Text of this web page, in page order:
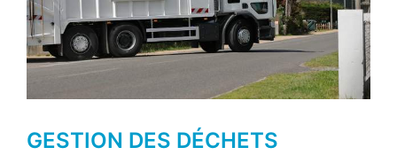
GESTION DES DÉCHETS